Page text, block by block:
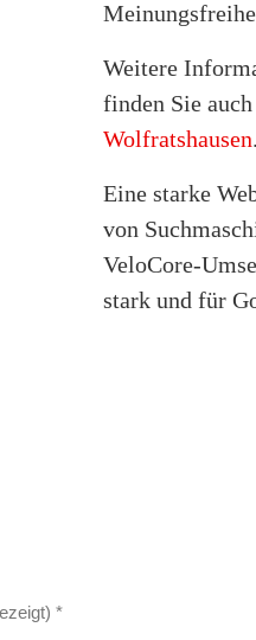
Weitere
finden Sie auch
Wolfratshausen.
Eine starke
von
VeloCore-
stark und für